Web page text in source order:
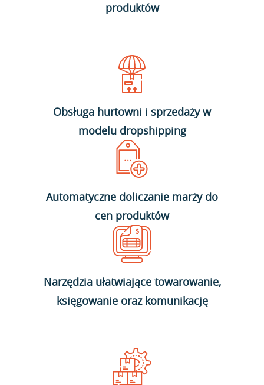
produktów
Obsługa hurtowni i sprzedaży w
modelu dropshipping
Automatyczne doliczanie marży do
cen produktów
Narzędzia ułatwiające towarowanie,
księgowanie oraz komunikację